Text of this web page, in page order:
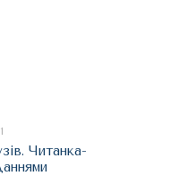
Читанка-